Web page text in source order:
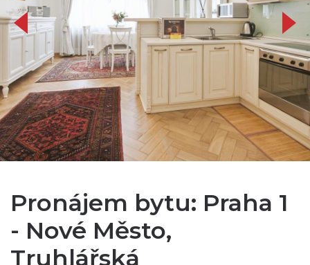
Pronájem bytu: Praha 1
- Nové Město,
Truhlářská